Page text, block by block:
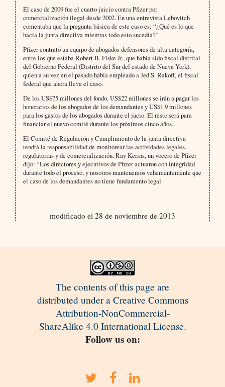
El caso de 2009 fue el cuarto juicio contra Pfizer por
comercialización ilegal desde 2002. En una entrevista Lebovitch
comentaba que la pregunta básica de este caso es: “¿Qué es lo que
hacia la junta directiva mientras todo esto sucedía?”
Pfizer contrató un equipo de abogados defensores de alta categoría,
entre los que estaba Robert B. Fiske Jr., que había sido fiscal distrital
del Gobierno Federal (Distrito del Sur del estado de Nueva York),
quien a su vez en el pasado había empleado a Jed S. Rakoff, el fiscal
federal que ahora lleva el caso.
De los US$75 millones del fondo, US$22 millones se irán a pagar los
honorarios de los abogados de los demandantes y US$1.9 millones
para los gastos de los abogados durante el jucio. El resto será para
financiar el nuevo comité durante los próximos cinco años.
El Comité de Regulación y Cumplimiento de la junta directiva
tendrá la responsabilidad de monitorear las actividades legales,
regulatorias y de comercialización. Ray Kerins, un vocero de Pfizer
dijo: “Los directores y ejecutivos de Pfizer actuaron con integridad
durante todo el proceso, y nosotros mantenemos vehementemente que
el caso de los demandantes no tiene fundamento legal.
modificado el 28 de noviembre de 2013
The contents of this page are
distributed under a Creative Commons
Attribution-NonCommercial-
ShareAlike 4.0 International License.
Follow us on: